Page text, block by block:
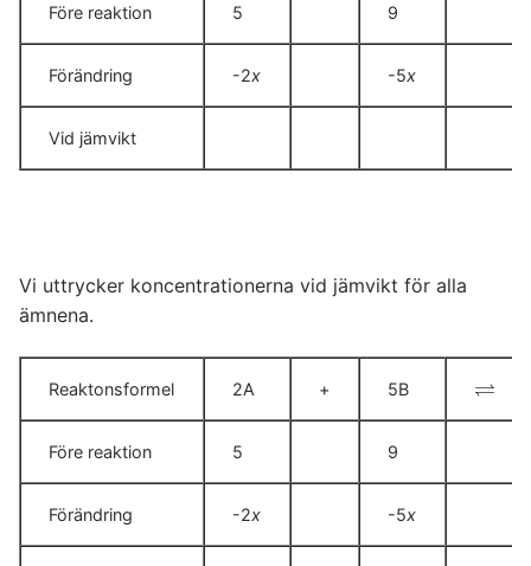
Före reaktion 5 9
Förändring -2x -5x
Vid jämvikt
Vi uttrycker koncentrationerna vid jämvikt för alla
ämnena.
Reaktonsformel 2A + 5B ⇌
⇌
Före reaktion 5 9
Förändring -2x -5x